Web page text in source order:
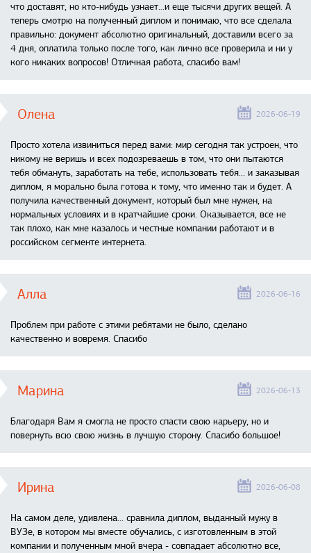
что доставят, но кто-нибудь узнает...и еще тысячи других вещей. А
теперь смотрю на полученный диплом и понимаю, что все сделала
правильно: документ абсолютно оригинальный, доставили всего за
4 дня, оплатила только после того, как лично все проверила и ни у
кого никаких вопросов! Отличная работа, спасибо вам!
Олена 2026-06-19
Просто хотела извиниться перед вами: мир сегодня так устроен, что
никому не веришь и всех подозреваешь в том, что они пытаются
тебя обмануть, заработать на тебе, использовать тебя... и заказывая
диплом, я морально была готова к тому, что именно так и будет. А
получила качественный документ, который был мне нужен, на
нормальных условиях и в кратчайшие сроки. Оказывается, все не
так плохо, как мне казалось и честные компании работают и в
российском сегменте интернета.
Алла 2026-06-16
Проблем при работе с этими ребятами не было, сделано
качественно и вовремя. Спасибо
Марина 2026-06-13
Благодаря Вам я смогла не просто спасти свою карьеру, но и
повернуть всю свою жизнь в лучшую сторону. Спасибо большое!
Ирина 2026-06-08
На самом деле, удивлена… сравнила диплом, выданный мужу в
ВУЗе, в котором мы вместе обучались, с изготовленным в этой
компании и полученным мной вчера - совпадает абсолютно все,